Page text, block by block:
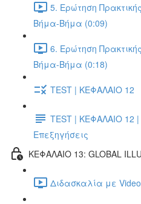
5. Ερώτηση
Βήμα-Βήμα (0:09)
6. Ερώτηση
Βήμα-Βήμα (0:18)
TEST | ΚΕΦΑΛΑΙΟ 12
TEST | ΚΕΦΑΛΑΙΟ 12
Επεξηγήσεις
ΚΕΦΑΛΑΙΟ 13: GLOBAL
Διδασκαλία με